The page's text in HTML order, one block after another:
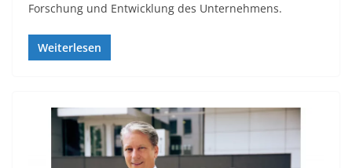
Forschung und Entwicklung des Unternehmens.
Weiterlesen